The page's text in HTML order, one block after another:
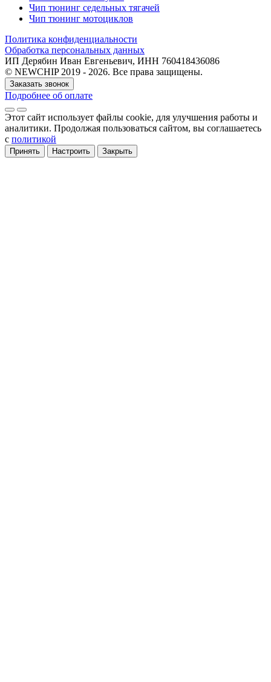
Чип тюнинг седельных тягачей
Чип тюнинг мотоциклов
Политика конфиденциальности
Обработка персональных данных
ИП Дерябин Иван Евгеньевич, ИНН 760418436086
© NEWCHIP 2019 - 2026. Все права защищены.
Заказать звонок
Подробнее об оплате
Этот сайт использует файлы cookie, для улучшения работы и
аналитики. Продолжая пользоваться сайтом, вы соглашаетесь
с политикой
Принять Настроить Закрыть